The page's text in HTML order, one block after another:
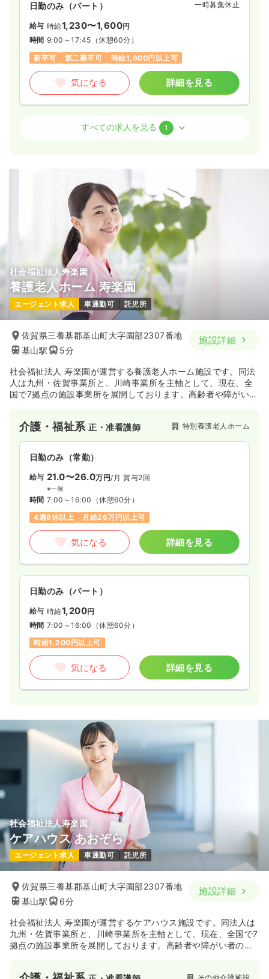
日勤のみ（パート） 一時募集休止
給与 時給1,230〜1,600円
時間 9:00～17:45 （休憩60分）
新卒可
第二新卒可 時給1,600円以上可
気になる 詳細を見る
正看護師
9:00～17:45（休憩60分）
土日祝休み
新卒可 第二新卒可 月給24万円以上可
気になる 詳細を見る
すべての求人を見る 1
社会福祉法人寿楽園
養護老人ホーム 寿楽園
エージェント求人 車通勤可 託児所
佐賀県三養基郡基山町大字園部2307番地
基山駅
5分
施設詳細
社会福祉法人 寿楽園が運営する養護老人ホーム施設です。同法
人は九州・佐賀事業所と、川崎事業所を主軸として、現在、全
国で7拠点の施設事業所を展開しております。高齢者や障がい者
ています。
介護・福祉系正・准看護師 特別養護老人ホーム
日勤のみ（常勤）
給与 21.0〜26.0万円/月 賞与2回
※一例
時間 7:00～16:00 （休憩60分）
4週8休以上
月給26万円以上可
気になる 詳細を見る
日勤のみ（パート）
給与 時給1,200円
時間 7:00～16:00 （休憩60分）
時給1,200円以上可
気になる 詳細を見る
社会福祉法人寿楽園
ケアハウス あおぞら
エージェント求人 車通勤可 託児所
佐賀県三養基郡基山町大字園部2307番地
基山駅
6分
施設詳細
社会福祉法人 寿楽園が運営するケアハウス施設です。同法人は
九州・佐賀事業所と、川崎事業所を主軸として、現在、全国で7
拠点の施設事業所を展開しております。高齢者や障がい者の